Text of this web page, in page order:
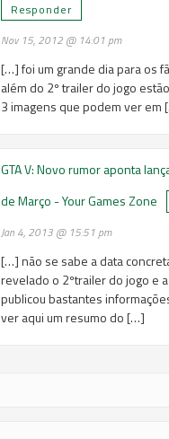
Responder
Nov 15, 2012 @ 14:01 pm
[…] foi um grande dia para os
além do 2º trailer do jogo
3 imagens que podem ver em
GTA V: Novo rumor aponta
de Março - Your Games Zone
Jan 4, 2013 @ 15:51 pm
[…] não se sabe a data
revelado o 2ºtrailer do jogo e
publicou bastantes
ver aqui um resumo do […]